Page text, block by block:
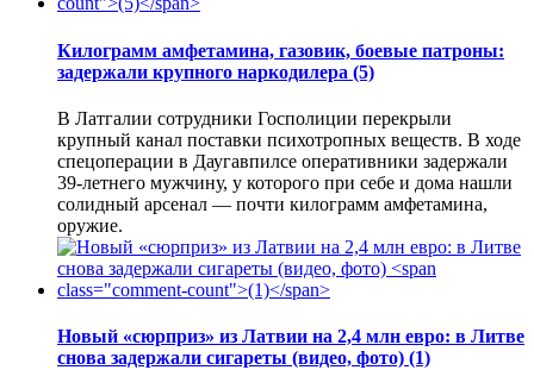
Килограмм амфетамина, газовик, боевые патроны:
задержали крупного наркодилера (5)
В Латгалии сотрудники Госполиции перекрыли
крупный канал поставки психотропных веществ. В ходе
спецоперации в Даугавпилсе оперативники задержали
39-летнего мужчину, у которого при себе и дома нашли
солидный арсенал — почти килограмм амфетамина,
оружие.
Новый «сюрприз» из Латвии на 2,4 млн евро: в Литве
снова задержали сигареты (видео, фото) (1)